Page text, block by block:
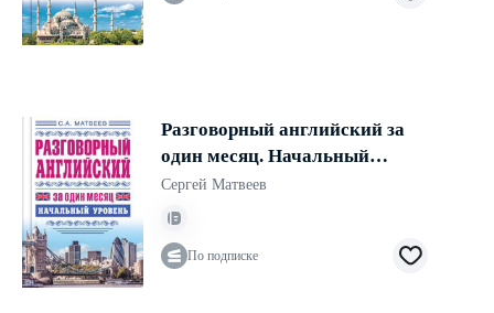
Разговорный английский за
один месяц. Начальный
уровень
Сергей Матвеев
По подписке